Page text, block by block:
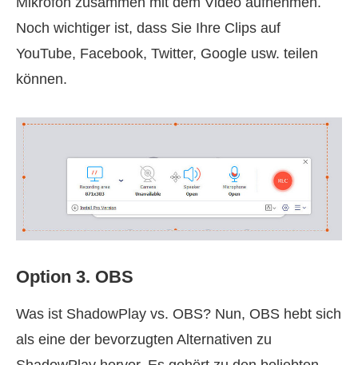
Noch wichtiger ist, dass Sie Ihre Clips auf
YouTube, Facebook, Twitter, Google usw. teilen
können.
Option 3. OBS
Was ist ShadowPlay vs. OBS? Nun, OBS hebt sich
als eine der bevorzugten Alternativen zu